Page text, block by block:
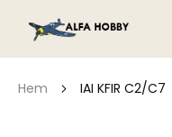
Hem IAI KFIR C2/C7